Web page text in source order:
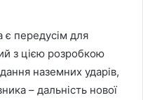
є передусім для
з цією розробкою
наземних ударів,
– дальність нової